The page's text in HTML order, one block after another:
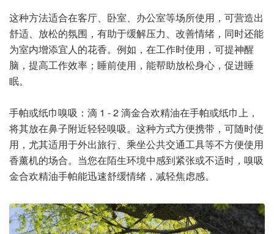
这种方法适合在客厅、卧室、办公室等场所使用，可营造出
舒适、放松的氛围，有助于缓解压力、改善情绪，同时还能
为室内增添宜人的花香。例如，在工作时使用，可提神醒
脑，提高工作效率；睡前使用，能帮助放松身心，促进睡
眠。
手帕或纸巾嗅吸：滴 1 - 2 滴金合欢精油在手帕或纸巾上，
将其放在鼻子附近轻轻嗅吸。这种方式方便携带，可随时使
用，尤其适用于外出旅行、乘坐公共交通工具等不方便使用
香薰机的场合。当您在陌生环境中感到紧张或不适时，嗅吸
金合欢精油手帕能迅速舒缓情绪，减轻焦虑感。